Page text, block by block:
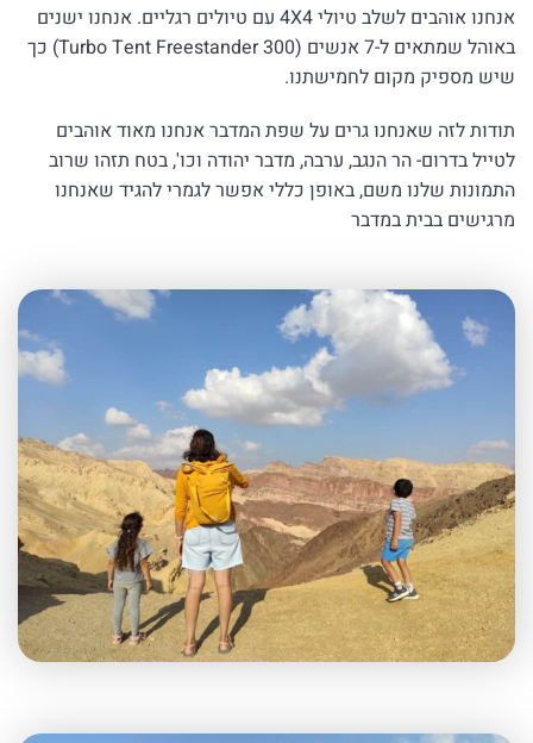
אנחנו אוהבים לשלב טיולי 4X4 עם טיולים רגליים. אנחנו ישנים
באוהל שמתאים ל-7 אנשים (
Turbo Tent Freestander 300) כך
שיש מספיק מקום לחמישתנו.
תודות לזה שאנחנו גרים על שפת המדבר אנחנו מאוד אוהבים
לטייל בדרום- הר הנגב, ערבה, מדבר יהודה וכו', בטח תזהו שרוב
התמונות שלנו משם, באופן כללי אפשר לגמרי להגיד שאנחנו
מרגישים בבית במדבר